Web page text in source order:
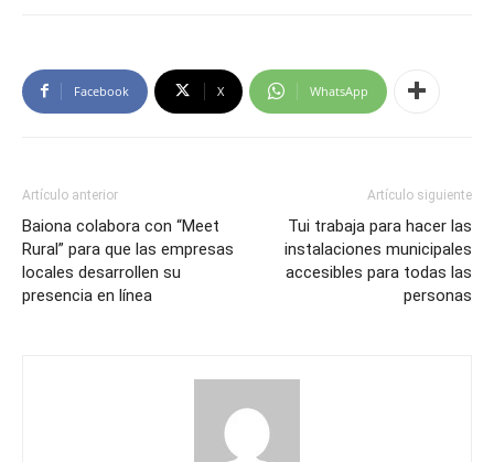
Facebook X WhatsApp
Artículo anterior
Baiona colabora con “Meet
Rural” para que las empresas
locales desarrollen su
presencia en línea
Artículo siguiente
Tui trabaja para hacer las
instalaciones municipales
accesibles para todas las
personas